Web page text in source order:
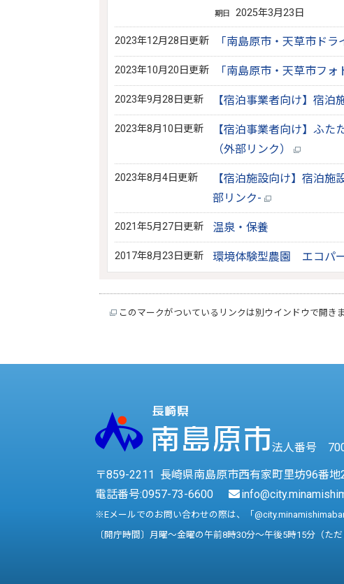
期日 2025年3月23日
2023年12月28日更新 「南島原市・天草市ド
2023年10月20日更新 「南島原市・天草市フ
2023年9月28日更新 【宿泊事業者向け】宿泊
2023年8月10日更新
【宿泊事業者向け】ふ
（外部リンク）
2023年8月4日更新
【宿泊施設向け】宿泊
部リンク-
2021年5月27日更新 温泉・保養
2017年8月23日更新 環境体験型農園 エコパ
このマークがついているリンクは別ウインドウで開き
法人番号
〒859-2211 長崎県南島原市西有家町里坊96番地
電話番号:0957-73-6600
※Eメールでのお問い合わせの際は、「
〔開庁時間〕月曜～金曜の午前8時30分～午後5時15分（た